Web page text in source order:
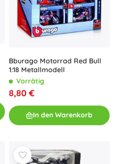
Bburago Motorrad Red Bull
1:18 Metallmodell
Vorrätig
8,80 €
In den Warenkorb